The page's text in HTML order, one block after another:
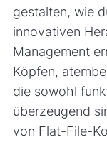
gestalten, wie
innovativen
Management
Köpfen,
die sowohl
überzeugend
von Flat-File-